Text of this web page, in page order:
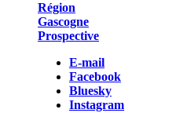
Région
Gascogne
Prospective
E-mail
Facebook
Bluesky
Instagram